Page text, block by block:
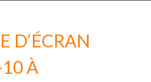
D’ÉCRAN
À